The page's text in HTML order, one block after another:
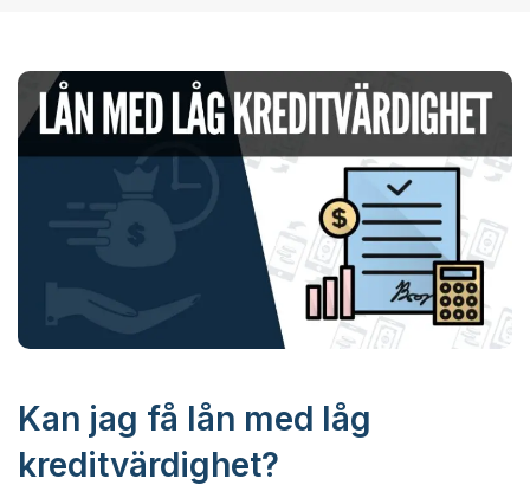
Kan jag få lån med låg
kreditvärdighet?